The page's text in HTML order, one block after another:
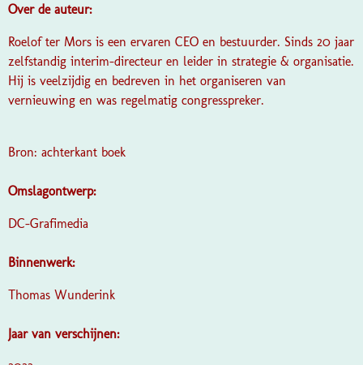
Over de auteur:
Roelof ter Mors is een ervaren CEO en bestuurder. Sinds 20 jaar
zelfstandig interim-directeur en leider in strategie & organisatie.
Hij is veelzijdig en bedreven in het organiseren van
vernieuwing en was regelmatig congresspreker.
Bron: achterkant boek
Omslagontwerp:
DC-Grafimedia
Binnenwerk:
Thomas Wunderink
Jaar van verschijnen: